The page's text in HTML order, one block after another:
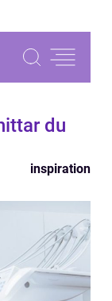
du
inspiration